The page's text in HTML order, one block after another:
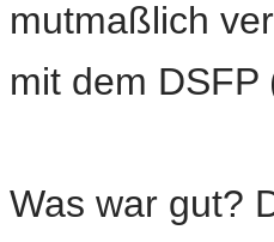
mutmaßlich
mit dem
Was war gut?